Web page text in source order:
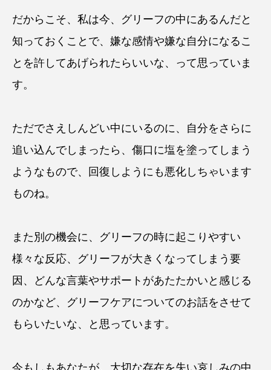
だからこそ、私は今、グリーフの中にあるんだと
知っておくことで、嫌な感情や嫌な自分になるこ
とを許してあげられたらいいな、って思っていま
す。
ただでさえしんどい中にいるのに、自分をさらに
追い込んでしまったら、傷口に塩を塗ってしまう
ようなもので、回復しようにも悪化しちゃいます
ものね。
また別の機会に、グリーフの時に起こりやすい
様々な反応、グリーフが大きくなってしまう要
因、どんな言葉やサポートがあたたかいと感じる
のかなど、グリーフケアについてのお話をさせて
もらいたいな、と思っています。
今もしもあなたが、大切な存在を失い哀しみの中